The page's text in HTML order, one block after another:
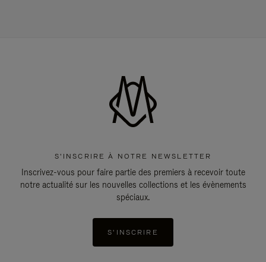
S'INSCRIRE À NOTRE NEWSLETTER
Inscrivez-vous pour faire partie des premiers à recevoir toute
notre actualité sur les nouvelles collections et les évènements
spéciaux.
S'INSCRIRE